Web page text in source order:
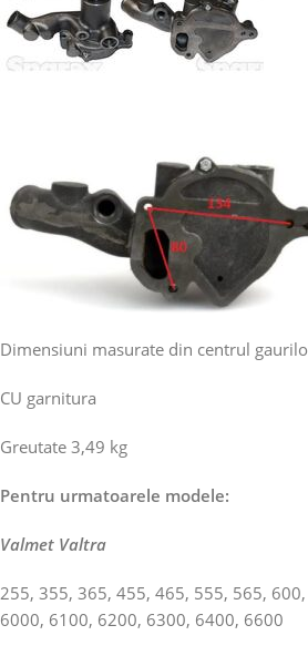
Dimensiuni masurate din centrul
CU garnitura
Greutate 3,49 kg
Pentru urmatoarele modele:
Valmet Valtra
255, 355, 365, 455, 465, 555, 565,
6000, 6100, 6200, 6300, 6400, 6600